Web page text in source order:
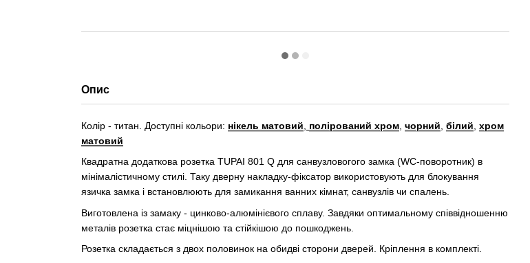
Опис
Колір - титан. Доступні кольори: нікель матовий полірований хром чорний білий хром
матовий
Квадратна додаткова розетка TUPAI 801 Q для санвузловогого замка (WC-поворотник) в
мінімалістичному стилі. Таку дверну накладку-фіксатор використовують для блокування
язичка замка і встановлюють для замикання ванних кімнат, санвузлів чи спалень.
Виготовлена із замаку - цинково-алюмінієвого сплаву. Завдяки оптимальному співвідношенню
металів розетка стає міцнішою та стійкішою до пошкоджень.
Розетка складається з двох половинок на обидві сторони дверей. Кріплення в комплекті.